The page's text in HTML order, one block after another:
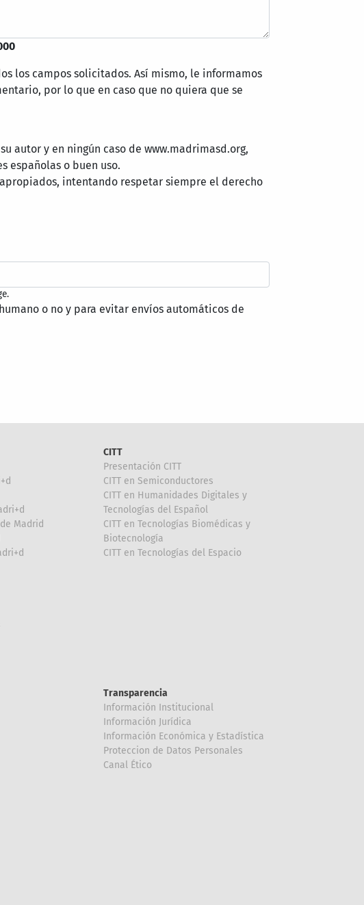
los campos solicitados. Así mismo, le informamos
por lo que en caso que no quiera que se
autor y en ningún caso de www.madrimasd.org,
españolas o buen uso.
intentando respetar siempre el derecho
o no y para evitar envíos automáticos de
Madrid
CITT
Presentación CITT
CITT en Semiconductores
CITT en Humanidades Digitales y
Tecnologías del Español
CITT en Tecnologías Biomédicas y
Biotecnología
CITT en Tecnologías del Espacio
Transparencia
Información Institucional
Información Jurídica
Información Económica y Estadística
Proteccion de Datos Personales
Canal Ético